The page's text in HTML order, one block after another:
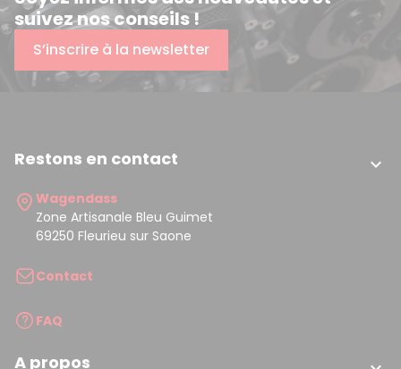
suivez nos conseils !
S’inscrire à la newsletter
Restons en contact 
Wagendass
Zone Artisanale Bleu Guimet
69250 Fleurieu sur Saone
Contact
FAQ
A propos